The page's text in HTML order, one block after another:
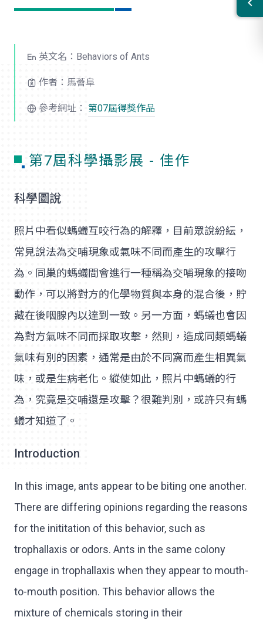
英文名：Behaviors of Ants
作者：馬薈阜
參考網址： 第07屆得獎作品
第7屆科學攝影展 - 佳作
科學圖說
照片中看似螞蟻互咬行為的解釋，目前眾說紛紜，
常見說法為交哺現象或氣味不同而產生的攻擊行
為。同巢的螞蟻間會進行一種稱為交哺現象的接吻
動作，可以將對方的化學物質與本身的混合後，貯
藏在後咽腺內以達到一致。另一方面，螞蟻也會因
為對方氣味不同而採取攻擊，然則，造成同類螞蟻
氣味有別的因素，通常是由於不同窩而產生相異氣
味，或是生病老化。縱使如此，照片中螞蟻的行
為，究竟是交哺還是攻擊？很難判別，或許只有螞
蟻才知道了。
Introduction
In this image, ants appear to be biting one another.
There are differing opinions regarding the reasons
for the inititation of this behavior, such as
trophallaxis or odors. Ants in the same colony
engage in trophallaxis when they appear to mouth-
to-mouth position. This behavior allows the
mixture of chemicals storing in their